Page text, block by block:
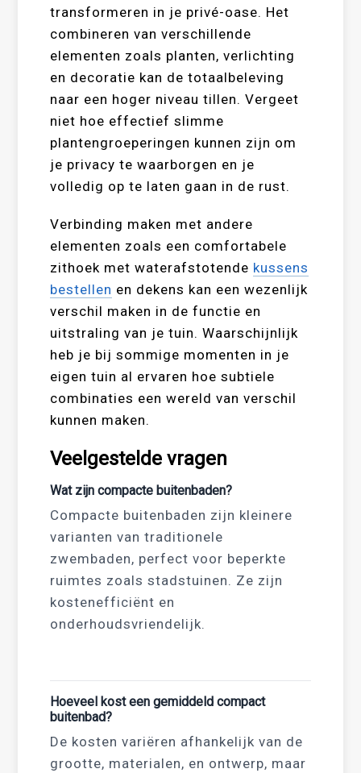
transformeren in je privé-oase. Het
combineren van verschillende
elementen zoals planten, verlichting
en decoratie kan de totaalbeleving
naar een hoger niveau tillen. Vergeet
niet hoe effectief slimme
plantengroeperingen kunnen zijn om
je privacy te waarborgen en je
volledig op te laten gaan in de rust.
Verbinding maken met andere
elementen zoals een comfortabele
zithoek met waterafstotende kussens
bestellen en dekens kan een wezenlijk
verschil maken in de functie en
uitstraling van je tuin. Waarschijnlijk
heb je bij sommige momenten in je
eigen tuin al ervaren hoe subtiele
combinaties een wereld van verschil
kunnen maken.
Veelgestelde vragen
Wat zijn compacte buitenbaden?
Compacte buitenbaden zijn kleinere
varianten van traditionele
zwembaden, perfect voor beperkte
ruimtes zoals stadstuinen. Ze zijn
kostenefficiënt en
onderhoudsvriendelijk.
Hoeveel kost een gemiddeld compact
buitenbad?
De kosten variëren afhankelijk van de
grootte, materialen, en ontwerp, maar